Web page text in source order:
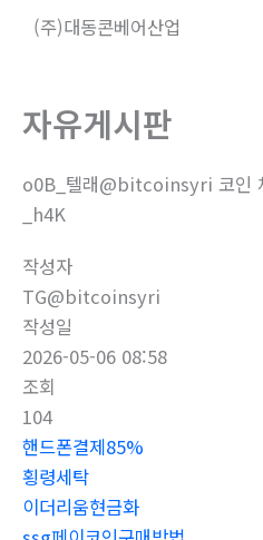
(주)대동콘베어산업
자유게시판
o0B_텔래@bitcoinsyri 코인
_h4K
작성자
TG@bitcoinsyri
작성일
2026-05-06 08:58
조회
104
핸드폰결제85%
횡령세탁
이더리움현금화